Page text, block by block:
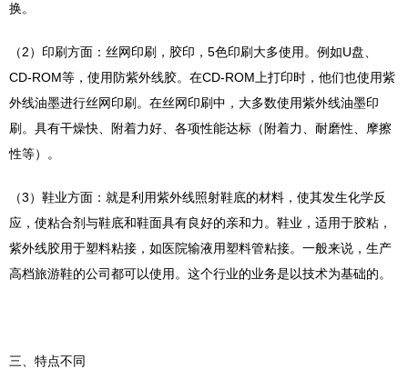
换。
（2）印刷方面：丝网印刷，胶印，5色印刷大多使用。例如U盘、
CD-ROM等，使用防紫外线胶。在CD-ROM上打印时，他们也使用紫
外线油墨进行丝网印刷。在丝网印刷中，大多数使用紫外线油墨印
刷。具有干燥快、附着力好、各项性能达标（附着力、耐磨性、摩擦
性等）。
（3）鞋业方面：就是利用紫外线照射鞋底的材料，使其发生化学反
应，使粘合剂与鞋底和鞋面具有良好的亲和力。鞋业，适用于胶粘，
紫外线胶用于塑料粘接，如医院输液用塑料管粘接。一般来说，生产
高档旅游鞋的公司都可以使用。这个行业的业务是以技术为基础的。
三、特点不同